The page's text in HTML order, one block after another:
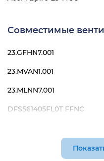
Совместимые
23.GFHN7.001
23.MVAN1.001
23.MLNN7.001
DFS561405FL0T FFNC